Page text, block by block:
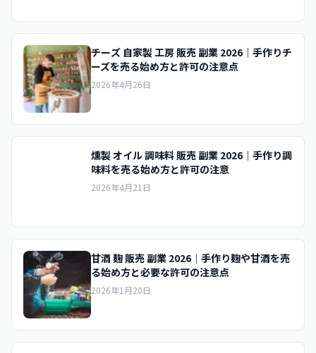
チーズ 自家製 工房 販売 副業 2026｜手作りチ
ーズを売る始め方と許可の注意点
2026年4月26日
燻製 オイル 調味料 販売 副業 2026｜手作り調
味料を売る始め方と許可の注意
2026年4月21日
甘酒 麹 販売 副業 2026｜手作り麹や甘酒を売
る始め方と必要な許可の注意点
2026年1月20日